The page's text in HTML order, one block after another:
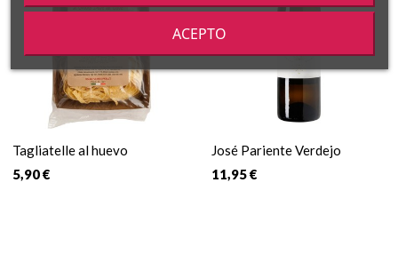
Tagliatelle al huevo
5,90 €
José Pariente Verdejo
11,95 €
ACEPTO